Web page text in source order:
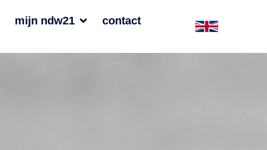
mijn ndw21
contact